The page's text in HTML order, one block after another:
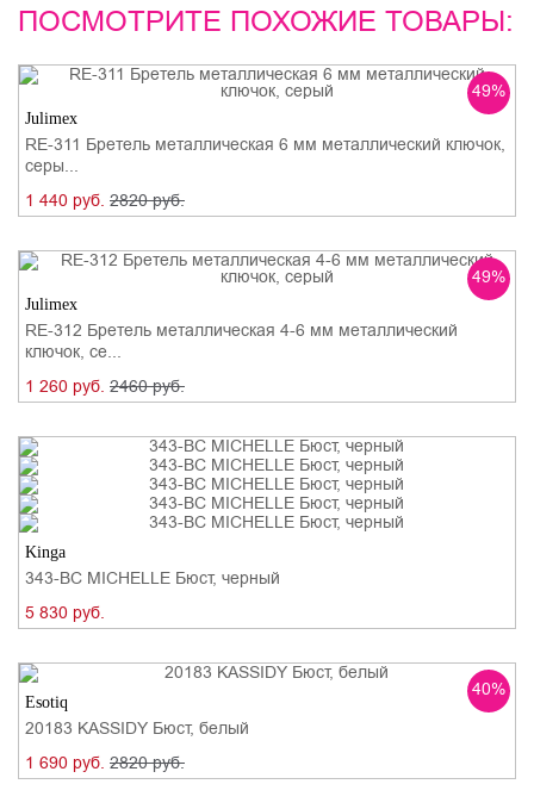
ПОСМОТРИТЕ ПОХОЖИЕ ТОВАРЫ:
49%
Julimex
RE-311 Бретель металлическая 6 мм металлический ключок,
серы...
1 440 руб. 2820 руб.
49%
Julimex
RE-312 Бретель металлическая 4-6 мм металлический
ключок, се...
1 260 руб. 2460 руб.
Kinga
343-BC MICHELLE Бюст, черный
5 830 руб.
40%
Esotiq
20183 KASSIDY Бюст, белый
1 690 руб. 2820 руб.